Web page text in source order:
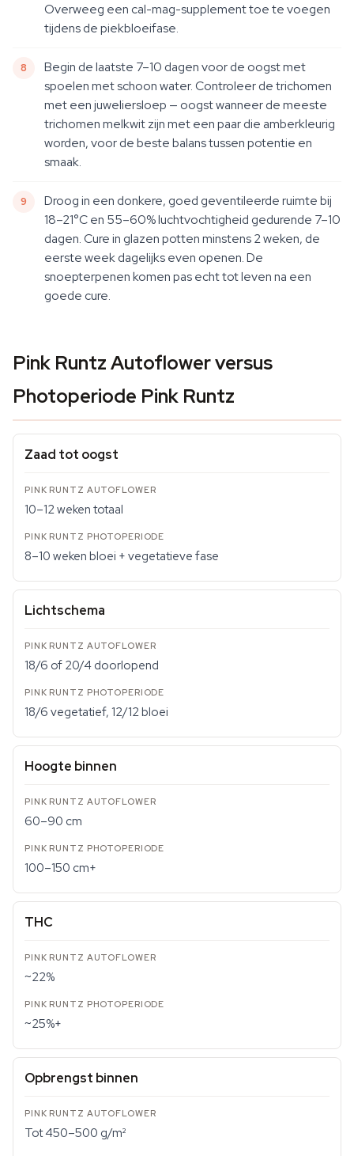
Overweeg een cal-mag-supplement toe te voegen
tijdens de piekbloeifase.
Begin de laatste 7–10 dagen voor de oogst met
spoelen met schoon water. Controleer de trichomen
met een juweliersloep — oogst wanneer de meeste
trichomen melkwit zijn met een paar die amberkleurig
worden, voor de beste balans tussen potentie en
smaak.
Droog in een donkere, goed geventileerde ruimte bij
18–21°C en 55–60% luchtvochtigheid gedurende 7–10
dagen. Cure in glazen potten minstens 2 weken, de
eerste week dagelijks even openen. De
snoepterpenen komen pas echt tot leven na een
goede cure.
Pink Runtz Autoflower versus
Photoperiode Pink Runtz
Zaad tot oogst
10–12 weken totaal
8–10 weken bloei + vegetatieve fase
Lichtschema
18/6 of 20/4 doorlopend
18/6 vegetatief, 12/12 bloei
Hoogte binnen
60–90 cm
100–150 cm+
THC
~22%
~25%+
Opbrengst binnen
Tot 450–500 g/m²